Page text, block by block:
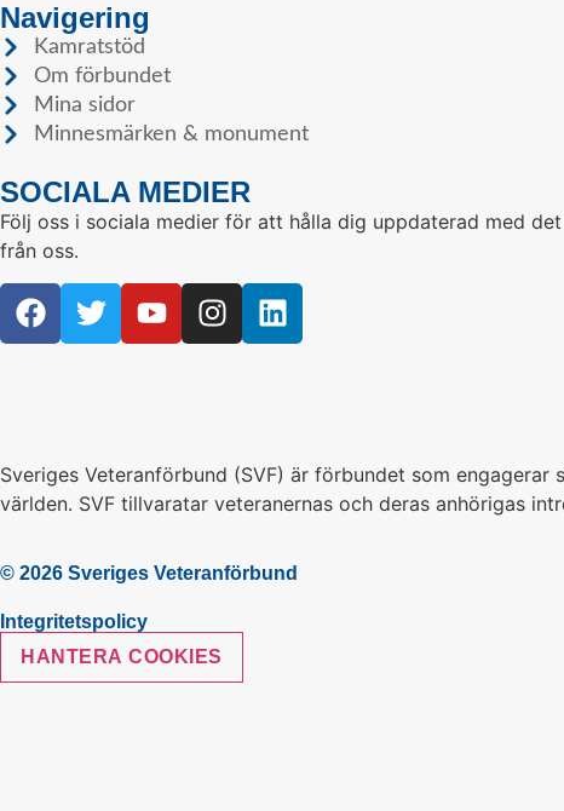
Navigering
Kamratstöd
Om förbundet
Mina sidor
Minnesmärken & monument
SOCIALA MEDIER
Följ oss i sociala medier för att hålla dig uppdaterad med
från oss.
Sveriges Veteranförbund (SVF) är förbundet som
världen. SVF tillvaratar veteranernas och deras anhörigas
© 2026 Sveriges Veteranförbund
Integritetspolicy
HANTERA COOKIES